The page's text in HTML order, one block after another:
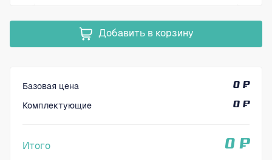
Добавить в корзину
Базовая цена
0 ₽
Комплектующие
0 ₽
Итого 0 ₽